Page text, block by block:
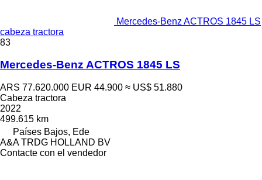
Mercedes-Benz ACTROS 1845 LS
cabeza tractora
83
Mercedes-Benz ACTROS 1845 LS
ARS 77.620.000 EUR 44.900 ≈ US$ 51.880
Cabeza tractora
2022
499.615 km
Países Bajos, Ede
A&A TRDG HOLLAND BV
Contacte con el vendedor